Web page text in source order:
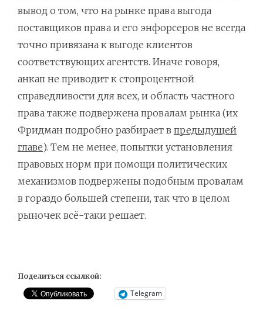
вывод о том, что на рынке права выгода
поставщиков права и его энфорсеров не всегда
точно привязана к выгоде клиентов
соответствующих агентств. Иначе говоря,
анкап не приводит к стопроцентной
справедливости для всех, и область частного
права также подвержена провалам рынка (их
Фридман подробно разбирает в предыдущей
главе). Тем не менее, попытки установления
правовых норм при помощи политических
механизмов подвержены подобным провалам
в гораздо большей степени, так что в целом
рыночек всё-таки решает.
Поделиться ссылкой:
Telegram